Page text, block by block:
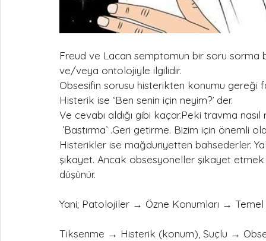
Freud ve Lacan semptomun bir soru
ve/veya ontolojiyle ilgilidir.
Obsesifin sorusu histerikten konumu gereği
Histerik ise ‘Ben senin için neyim?’ der.
Ve cevabı aldığı gibi kaçar.Peki travma
Histerikler ise mağduriyetten bahsederler.
şikayet. Ancak obsesyoneller şikayet etmek
düşünür.
Yani; Patolojiler → Özne Konumları →
Tiksenme → Histerik (konum), Suçlu →